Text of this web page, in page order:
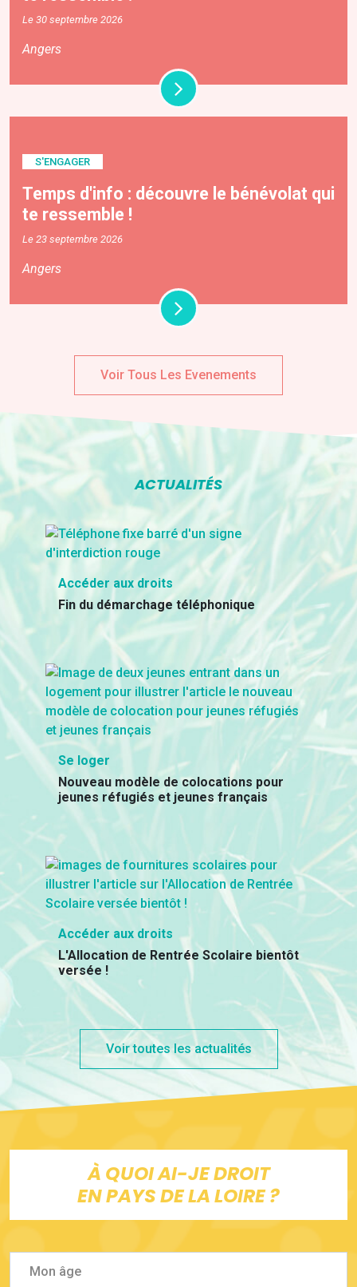
Le 30 septembre 2026
Angers
S'ENGAGER
Temps d'info : découvre le bénévolat qui
te ressemble !
Le 23 septembre 2026
Angers
Voir Tous Les Evenements
ACTUALITÉS
Accéder aux droits
Fin du démarchage téléphonique
Se loger
Nouveau modèle de colocations pour
jeunes réfugiés et jeunes français
Accéder aux droits
L'Allocation de Rentrée Scolaire bientôt
versée !
Voir toutes les actualités
À QUOI AI-JE DROIT
EN PAYS DE LA LOIRE ?